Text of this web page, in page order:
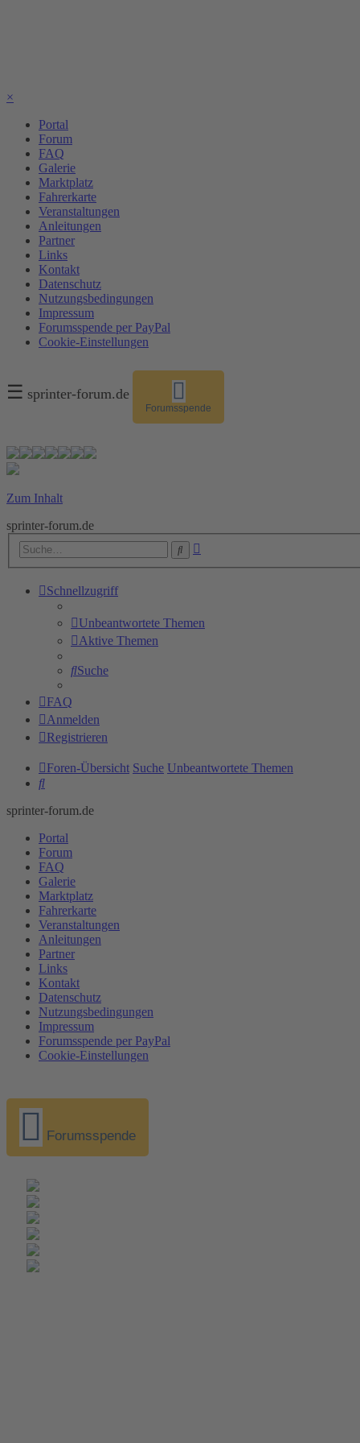
×
Portal
Forum
FAQ
Galerie
Marktplatz
Fahrerkarte
Veranstaltungen
Anleitungen
Partner
Links
Kontakt
Datenschutz
Nutzungsbedingungen
Impressum
Forumsspende per PayPal
Cookie-Einstellungen
☰ sprinter-forum.de
Forumsspende
Zum Inhalt
sprinter-forum.de
Suche
Schnellzugriff
Unbeantwortete Themen
Aktive Themen
Suche
FAQ
Anmelden
Registrieren
Foren-Übersicht Suche Unbeantwortete Themen
Suche
sprinter-forum.de
Portal
Forum
FAQ
Galerie
Marktplatz
Fahrerkarte
Veranstaltungen
Anleitungen
Partner
Links
Kontakt
Datenschutz
Nutzungsbedingungen
Impressum
Forumsspende per PayPal
Cookie-Einstellungen
Forumsspende